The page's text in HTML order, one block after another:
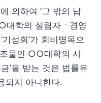
의하여 ‘그 밖의 납
대학의 설립자ㆍ경영
성회’가 회비명목으
조물인 ○○대학의 사
’을 받는 것은 법률유
되지 아니한다.